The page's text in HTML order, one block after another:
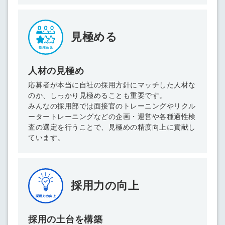
見極める
人材の見極め
応募者が本当に自社の採用方針にマッチした人材な
のか、しっかり見極めることも重要です。
みんなの採用部では面接官のトレーニングやリクル
ータートレーニングなどの企画・運営や各種適性検
査の選定を行うことで、見極めの精度向上に貢献し
ています。
採用力の向上
採用の土台を構築
忘れですか？
でログイン
採用にまつわる独自の調査レポ
メールアドレス